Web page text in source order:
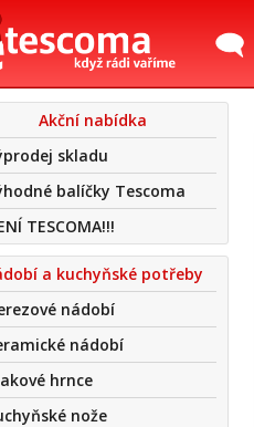
Akční nabídka
skladu
balíčky Tescoma
TESCOMA!!!
a kuchyňské potřeby
nádobí
nádobí
hrnce
nože